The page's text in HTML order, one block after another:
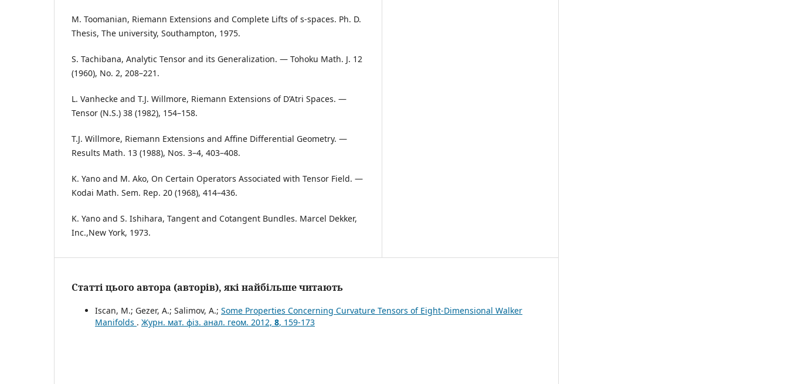
M. Toomanian, Riemann Extensions and Complete Lifts of s-spaces. Ph. D.
Thesis, The university, Southampton, 1975.
S. Tachibana, Analytic Tensor and its Generalization. — Tohoku Math. J. 12
(1960), No. 2, 208–221.
L. Vanhecke and T.J. Willmore, Riemann Extensions of D’Atri Spaces. —
Tensor (N.S.) 38 (1982), 154–158.
T.J. Willmore, Riemann Extensions and Affine Differential Geometry. —
Results Math. 13 (1988), Nos. 3–4, 403–408.
K. Yano and M. Ako, On Certain Operators Associated with Tensor Field. —
Kodai Math. Sem. Rep. 20 (1968), 414–436.
K. Yano and S. Ishihara, Tangent and Cotangent Bundles. Marcel Dekker,
Inc.,New York, 1973.
Статті цього автора (авторів), які найбільше читають
Iscan, M.; Gezer, A.; Salimov, A.; Some Properties Concerning Curvature Tensors of Eight-Dimensional Walker
Manifolds . Журн. мат. фіз. анал. геом. 2012, 8, 159-173